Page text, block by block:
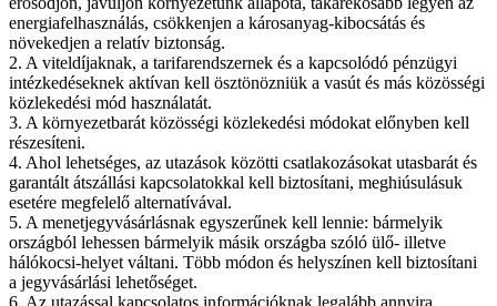
energiafelhasználás, csökkenjen a károsanyag-kibocsátás és
növekedjen a relatív biztonság.
2. A viteldíjaknak, a tarifarendszernek és a kapcsolódó pénzügyi
intézkedéseknek aktívan kell ösztönözniük a vasút és más közösségi
közlekedési mód használatát.
3. A környezetbarát közösségi közlekedési módokat előnyben kell
részesíteni.
4. Ahol lehetséges, az utazások közötti csatlakozásokat utasbarát és
garantált átszállási kapcsolatokkal kell biztosítani, meghiúsulásuk
esetére megfelelő alternatívával.
5. A menetjegyvásárlásnak egyszerűnek kell lennie: bármelyik
országból lehessen bármelyik másik országba szóló ülő- illetve
hálókocsi-helyet váltani. Több módon és helyszínen kell biztosítani
a jegyvásárlási lehetőséget.
6. Az utazással kapcsolatos információknak legalább annyira